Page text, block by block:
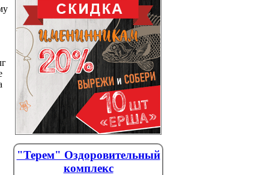
"Терем" Оздоровительный
комплекс